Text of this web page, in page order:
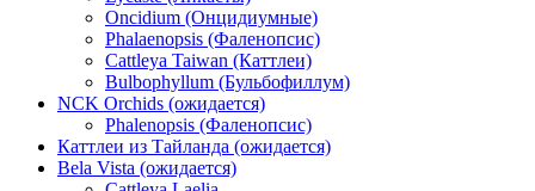
Oncidium (Онцидиумные)
Phalaenopsis (Фаленопсис)
Cattleya Taiwan (Каттлеи)
Bulbophyllum (Бульбофиллум)
NCK Orchids (ожидается)
Phalenopsis (Фаленопсис)
Каттлеи из Тайланда (ожидается)
Bela Vista (ожидается)